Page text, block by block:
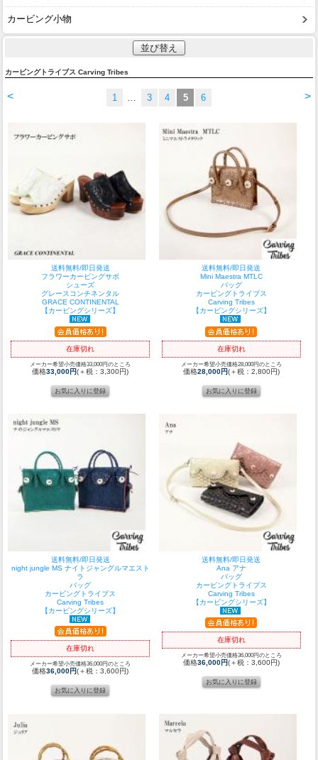
カービング小物
並び替え
カービングトライブス Carving Tribes
< >
1 … 3 4 5 6
送料無料/即日発送
フラワーカービングサボ
シューズ
グレースコンチネンタル
GRACE CONTINENTAL
【カービングシリーズ】
在庫切れ
メーカー希望小売価格33,000円のところ
価格33,000円(＋税：3,300円)
送料無料/即日発送
Mini Maestra MTLC
バッグ
カービングトライブス
Carving Tribes
【カービングシリーズ】
在庫切れ
メーカー希望小売価格28,000円のところ
価格28,000円(＋税：2,800円)
送料無料/即日発送
night jungle MS ナイトジャングルマエスト
ラ
バッグ
カービングトライブス
Carving Tribes
【カービングシリーズ】
在庫切れ
メーカー希望小売価格36,000円のところ
価格36,000円(＋税：3,600円)
送料無料/即日発送
Ana アナ
バッグ
カービングトライブス
Carving Tribes
【カービングシリーズ】
在庫切れ
メーカー希望小売価格36,000円のところ
価格36,000円(＋税：3,600円)